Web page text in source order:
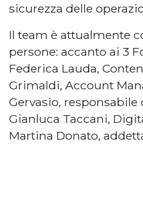
sicurezza delle
Il team è attualmente
persone: accanto ai 3
Federica Lauda,
Grimaldi, Account
Gervasio, responsabile
Gianluca Taccani,
Martina Donato,